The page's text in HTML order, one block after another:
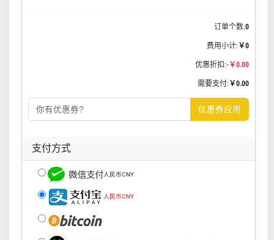
订单个数:0
费用小计: ￥0
优惠折扣:-￥0.00
需要支付: ￥0.00
优惠券应用
支付方式
人民币CNY
人民币CNY